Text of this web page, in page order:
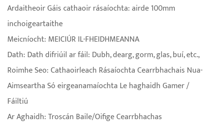
Ardaitheoir Gáis cathaoir rásaíochta: airde 100mm
inchoigeartaithe
Meicníocht: MEICIÚR IL-FHEIDHMEANNA
Dath: Dath difriúil ar fáil: Dubh, dearg, gorm, glas, buí, etc.,
Roimhe Seo: Cathaoirleach Rásaíochta Cearrbhachais Nua-
Aimseartha Só eirgeanamaíochta Le haghaidh Gamer /
Fáiltiú
Ar Aghaidh: Troscán Baile/Oifige Cearrbhachas